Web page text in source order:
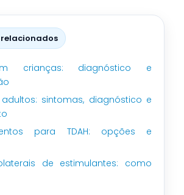
crianças: diagnóstico e
adultos: sintomas, diagnóstico e
para TDAH: opções e
de estimulantes: como